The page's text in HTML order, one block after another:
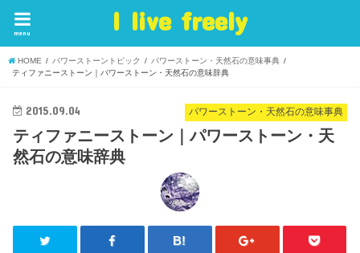
I live freely
menu
HOME パワーストーントピック
パワーストーン・天然石の意味事典
ティファニーストーン｜パワーストーン・天然石の意味辞典
パワーストーン・天然石の意味事典
2015.09.04
ティファニーストーン｜パワーストーン・天
然石の意味辞典